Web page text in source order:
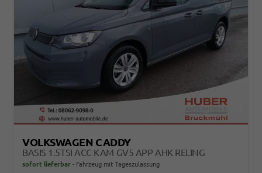
VOLKSWAGEN CADDY
BASIS 1.5TSI ACC KAM GV5 APP AHK RELING
sofort lieferbar Fahrzeug mit Tageszulassung